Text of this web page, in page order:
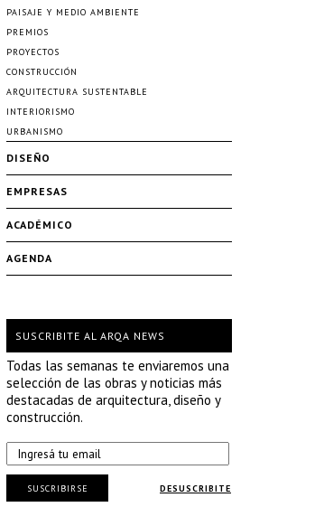
PAISAJE Y MEDIO AMBIENTE
PREMIOS
PROYECTOS
CONSTRUCCIÓN
ARQUITECTURA SUSTENTABLE
INTERIORISMO
URBANISMO
DISEÑO
EMPRESAS
ACADÉMICO
AGENDA
SUSCRIBITE AL ARQA NEWS
Todas las semanas te enviaremos una
selección de las obras y noticias más
destacadas de arquitectura, diseño y
construcción.
DESUSCRIBITE
SUSCRIBIRSE